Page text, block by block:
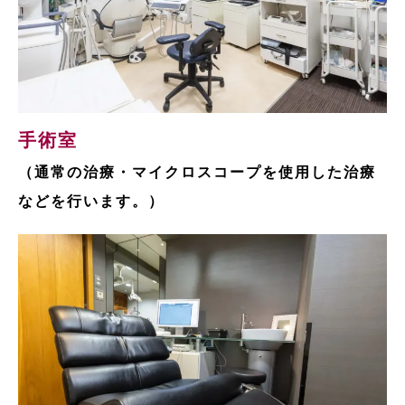
手術室
（通常の治療・マイクロスコープを使用した治療
などを行います。）